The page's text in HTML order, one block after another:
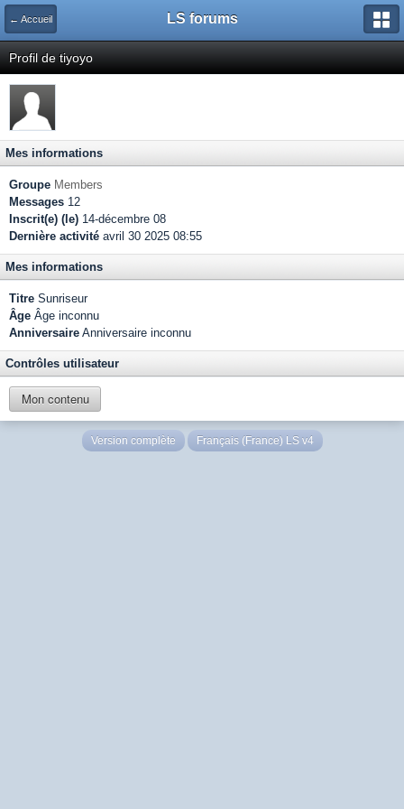
← Accueil LS forums
Profil de tiyoyo
Mes informations
Groupe Members
Messages 12
Inscrit(e) (le) 14-décembre 08
Dernière activité avril 30 2025 08:55
Mes informations
Titre Sunriseur
Âge Âge inconnu
Anniversaire Anniversaire inconnu
Contrôles utilisateur
Mon contenu
Version complète Français (France) LS v4